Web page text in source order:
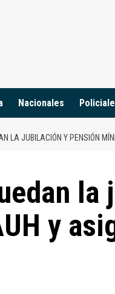
Nacionales
LA JUBILACIÓN Y PENSIÓN
y